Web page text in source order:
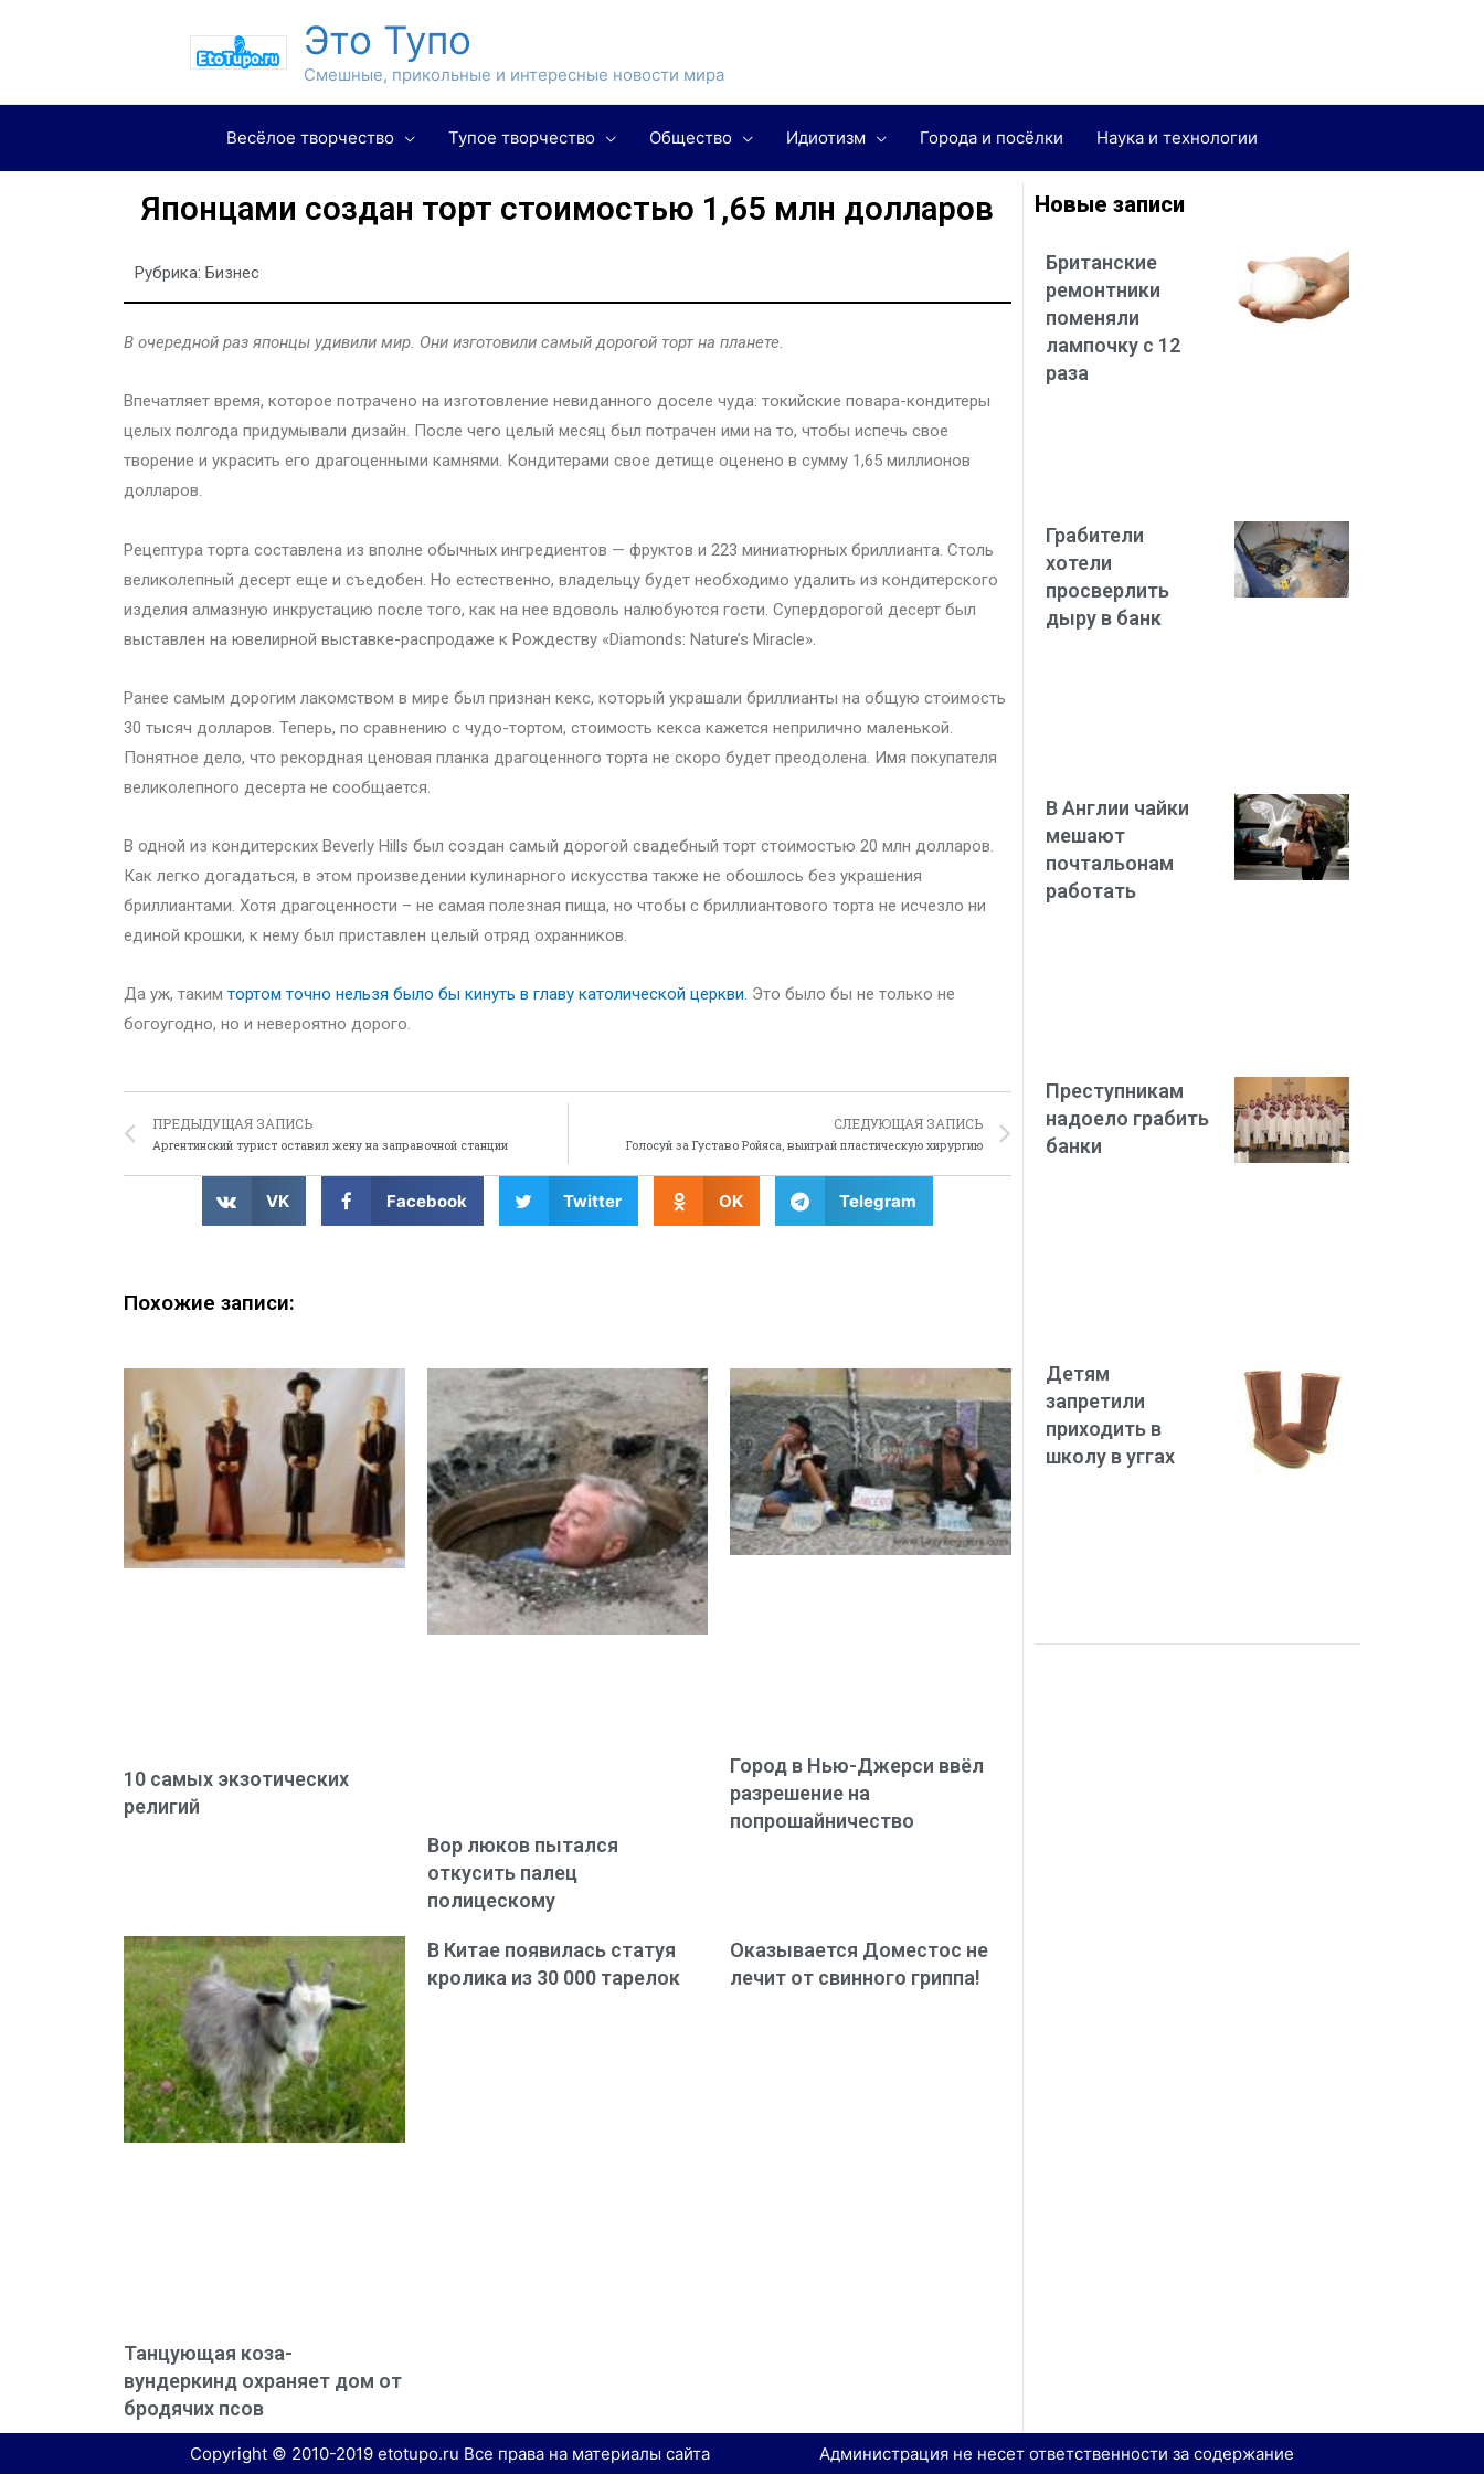
Это Тупо
Смешные, прикольные и интересные новости мира
Весёлое творчество Тупое творчество Общество Идиотизм Города и посёлки Наука и технологии
Японцами создан торт стоимостью 1,65 млн долларов
Рубрика: Бизнес
В очередной раз японцы удивили мир. Они изготовили самый дорогой торт на планете.
Впечатляет время, которое потрачено на изготовление невиданного доселе чуда: токийские повара-кондитеры
целых полгода придумывали дизайн. После чего целый месяц был потрачен ими на то, чтобы испечь свое
творение и украсить его драгоценными камнями. Кондитерами свое детище оценено в сумму 1,65 миллионов
долларов.
Рецептура торта составлена из вполне обычных ингредиентов — фруктов и 223 миниатюрных бриллианта. Столь
великолепный десерт еще и съедобен. Но естественно, владельцу будет необходимо удалить из кондитерского
изделия алмазную инкрустацию после того, как на нее вдоволь налюбуются гости. Супердорогой десерт был
выставлен на ювелирной выставке-распродаже к Рождеству «Diamonds: Nature’s Miracle».
Ранее самым дорогим лакомством в мире был признан кекс, который украшали бриллианты на общую стоимость
30 тысяч долларов. Теперь, по сравнению с чудо-тортом, стоимость кекса кажется неприлично маленькой.
Понятное дело, что рекордная ценовая планка драгоценного торта не скоро будет преодолена. Имя покупателя
великолепного десерта не сообщается.
В одной из кондитерских Beverly Hills был создан самый дорогой свадебный торт стоимостью 20 млн долларов.
Как легко догадаться, в этом произведении кулинарного искусства также не обошлось без украшения
бриллиантами. Хотя драгоценности – не самая полезная пища, но чтобы с бриллиантового торта не исчезло ни
единой крошки, к нему был приставлен целый отряд охранников.
Да уж, таким тортом точно нельзя было бы кинуть в главу католической церкви. Это было бы не только не
богоугодно, но и невероятно дорого.
ПРЕДЫДУЩАЯ ЗАПИСЬ
Аргентинский турист оставил жену на заправочной станции
СЛЕДУЮЩАЯ ЗАПИСЬ
Голосуй за Густаво Ройяса, выиграй пластическую хирургию
VK Facebook Twitter OK Telegram
Похожие записи:
10 самых экзотических
религий
Вор люков пытался
откусить палец
полицескому
Город в Нью-Джерси ввёл
разрешение на
попрошайничество
Танцующая коза-
вундеркинд охраняет дом от
бродячих псов
В Китае появилась статуя
кролика из 30 000 тарелок
Оказывается Доместос не
лечит от свинного гриппа!
Новые записи
Британские
ремонтники
поменяли
лампочку с 12
раза
Грабители
хотели
просверлить
дыру в банк
В Англии чайки
мешают
почтальонам
работать
Преступникам
надоело грабить
банки
Детям
запретили
приходить в
школу в уггах
Copyright © 2010-2019 etotupo.ru Все права на материалы сайта
Администрация не несет ответственности за содержание